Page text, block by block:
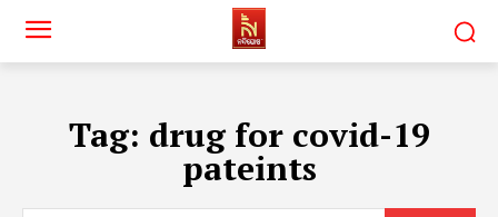
Tag: drug for covid-19
pateints